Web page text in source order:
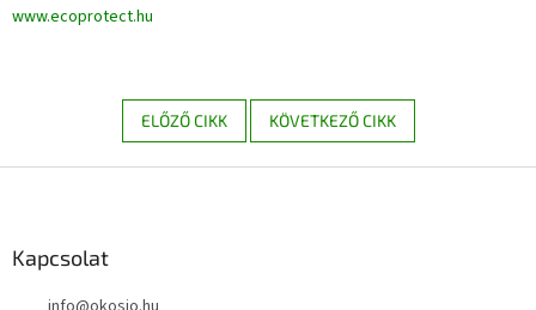
www.ecoprotect.hu
ELŐZŐ CIKK KÖVETKEZŐ CIKK
Kapcsolat